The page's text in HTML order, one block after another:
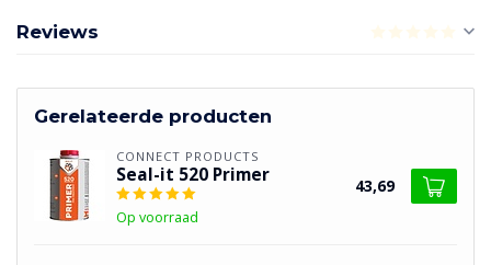
Reviews
Gerelateerde producten
CONNECT PRODUCTS
Seal-it 520 Primer
Op voorraad
43,69